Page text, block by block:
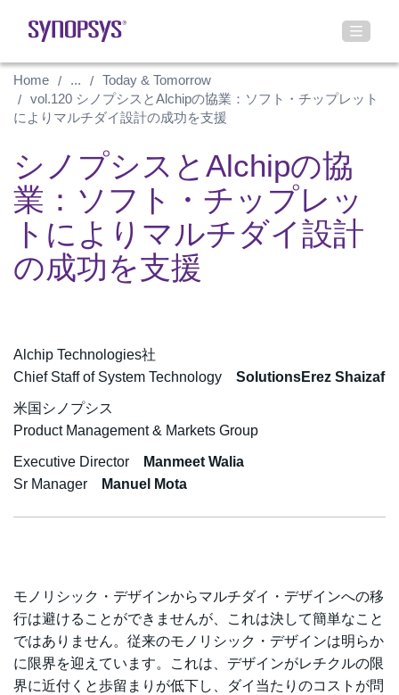
Home ...
Today & Tomorrow
vol.120 シノプシスとAlchipの協業：ソフト・チップレット
によりマルチダイ設計の成功を支援
シノプシスとAlchipの協
業：ソフト・チップレッ
トによりマルチダイ設計
の成功を支援
Alchip Technologies社
Chief Staff of System Technology SolutionsErez Shaizaf
米国シノプシス
Product Management & Markets Group
Executive Director
Manmeet Walia
Sr Manager
Manuel Mota
モノリシック・デザインからマルチダイ・デザインへの移
行は避けることができませんが、これは決して簡単なこと
ではありません。従来のモノリシック・デザインは明らか
に限界を迎えています。これは、デザインがレチクルの限
界に近付くと歩留まりが低下し、ダイ当たりのコストが問